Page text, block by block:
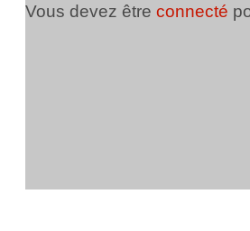
Vous devez être connecté